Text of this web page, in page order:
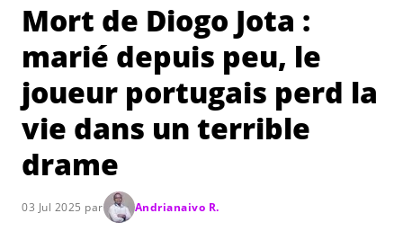
Mort de Diogo Jota :
marié depuis peu, le
joueur portugais perd la
vie dans un terrible
drame
03 Jul 2025 par Andrianaivo R.